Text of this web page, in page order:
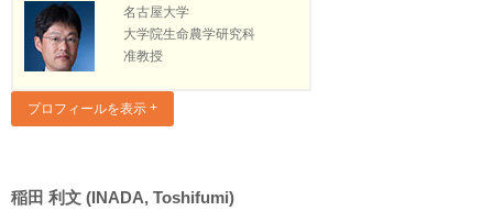
名古屋大学
大学院生命農学研究科
准教授
プロフィールを表示
稲田 利文 (INADA, Toshifumi)